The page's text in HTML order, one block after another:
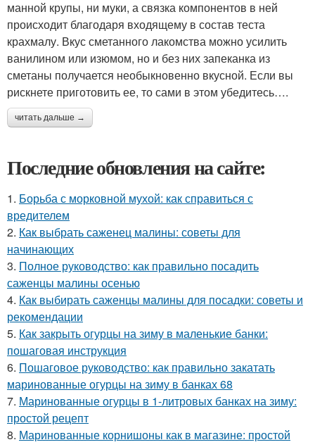
манной крупы, ни муки, а связка компонентов в ней
происходит благодаря входящему в состав теста
крахмалу. Вкус сметанного лакомства можно усилить
ванилином или изюмом, но и без них запеканка из
сметаны получается необыкновенно вкусной. Если вы
рискнете приготовить ее, то сами в этом убедитесь….
читать дальше →
Последние обновления на сайте:
1. Борьба с морковной мухой: как справиться с
вредителем
2. Как выбрать саженец малины: советы для
начинающих
3. Полное руководство: как правильно посадить
саженцы малины осенью
4. Как выбирать саженцы малины для посадки: советы и
рекомендации
5. Как закрыть огурцы на зиму в маленькие банки:
пошаговая инструкция
6. Пошаговое руководство: как правильно закатать
маринованные огурцы на зиму в банках 68
7. Маринованные огурцы в 1-литровых банках на зиму:
простой рецепт
8. Маринованные корнишоны как в магазине: простой